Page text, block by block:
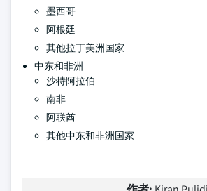
墨西哥
阿根廷
其他拉丁美洲国家
中东和非洲
沙特阿拉伯
南非
阿联酋
其他中东和非洲国家